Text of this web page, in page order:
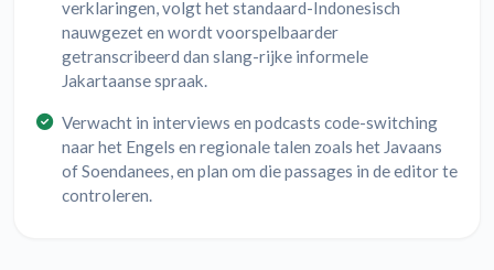
verklaringen, volgt het standaard-Indonesisch
nauwgezet en wordt voorspelbaarder
getranscribeerd dan slang-rijke informele
Jakartaanse spraak.
Verwacht in interviews en podcasts code-switching
naar het Engels en regionale talen zoals het Javaans
of Soendanees, en plan om die passages in de editor te
controleren.